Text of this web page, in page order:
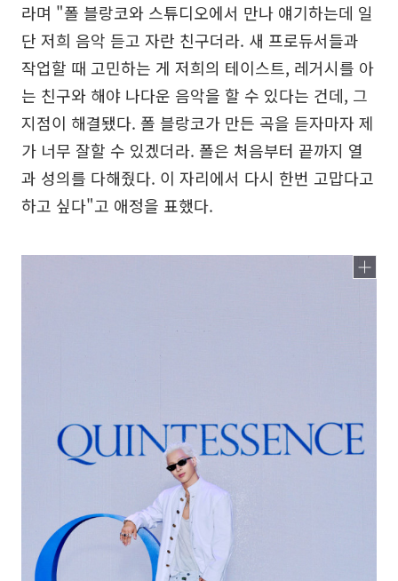
라며 "폴 블랑코와 스튜디오에서 만나 얘기하는데 일
단 저희 음악 듣고 자란 친구더라. 새 프로듀서들과
작업할 때 고민하는 게 저희의 테이스트, 레거시를 아
는 친구와 해야 나다운 음악을 할 수 있다는 건데, 그
지점이 해결됐다. 폴 블랑코가 만든 곡을 듣자마자 제
가 너무 잘할 수 있겠더라. 폴은 처음부터 끝까지 열
과 성의를 다해줬다. 이 자리에서 다시 한번 고맙다고
하고 싶다"고 애정을 표했다.